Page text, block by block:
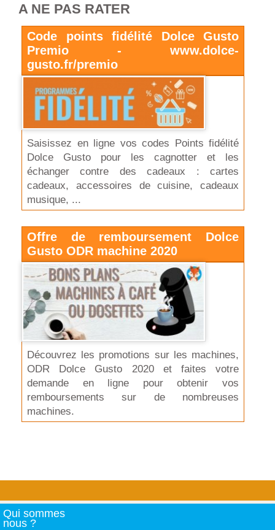
A NE PAS RATER
Code points fidélité Dolce Gusto
Premio - www.dolce-
gusto.fr/premio
Saisissez en ligne vos codes Points fidélité
Dolce Gusto pour les cagnotter et les
échanger contre des cadeaux : cartes
cadeaux, accessoires de cuisine, cadeaux
musique, ...
Offre de remboursement Dolce
Gusto ODR machine 2020
Découvrez les promotions sur les machines,
ODR Dolce Gusto 2020 et faites votre
demande en ligne pour obtenir vos
remboursements sur de nombreuses
machines.
Qui sommes
nous ?